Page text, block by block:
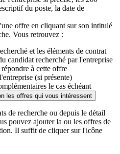
du poste, la date de
offre en cliquant sur son intitulé
Vous retrouvez :
et les éléments de contrat
candidat recherché par l'entreprise
à cette offre
(si présente)
le cas échéant
les offres qui vous intéressent
de recherche ou depuis le détail
pouvez ajouter la ou les offres de
Il suffit de cliquer sur l'icône